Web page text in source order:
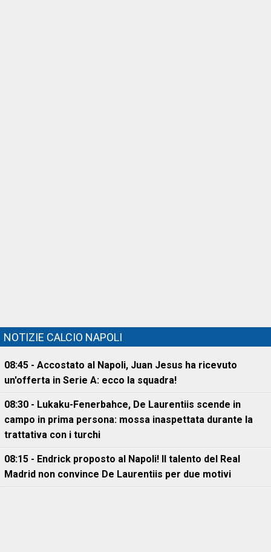
NOTIZIE CALCIO NAPOLI
08:45 - Accostato al Napoli, Juan Jesus ha ricevuto
un'offerta in Serie A: ecco la squadra!
08:30 - Lukaku-Fenerbahce, De Laurentiis scende in
campo in prima persona: mossa inaspettata durante la
trattativa con i turchi
08:15 - Endrick proposto al Napoli! Il talento del Real
Madrid non convince De Laurentiis per due motivi